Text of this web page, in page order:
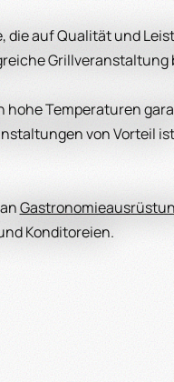
die auf Qualität und
Grillveranstaltung
hohe Temperaturen
von Vorteil
Konditoreien.